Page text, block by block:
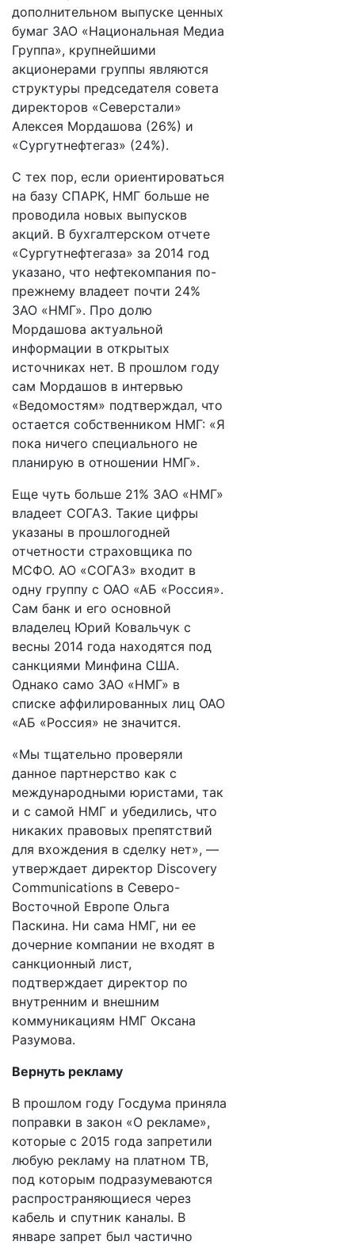
дополнительном выпуске ценных
бумаг ЗАО «Национальная Медиа
Группа», крупнейшими
акционерами группы являются
структуры председателя совета
директоров «Северстали»
Алексея Мордашова (26%) и
«Сургутнефтегаз» (24%).
С тех пор, если ориентироваться
на базу СПАРК, НМГ больше не
проводила новых выпусков
акций. В бухгалтерском отчете
«Сургутнефтегаза» за 2014 год
указано, что нефтекомпания по-
прежнему владеет почти 24%
ЗАО «НМГ». Про долю
Мордашова актуальной
информации в открытых
источниках нет. В прошлом году
сам Мордашов в интервью
«Ведомостям» подтверждал, что
остается собственником НМГ: «Я
пока ничего специального не
планирую в отношении НМГ».
Еще чуть больше 21% ЗАО «НМГ»
владеет СОГАЗ. Такие цифры
указаны в прошлогодней
отчетности страховщика по
МСФО. АО «СОГАЗ» входит в
одну группу с ОАО «АБ «Россия».
Сам банк и его основной
владелец Юрий Ковальчук с
весны 2014 года находятся под
санкциями Минфина США.
Однако само ЗАО «НМГ» в
списке аффилированных лиц ОАО
«АБ «Россия» не значится.
«Мы тщательно проверяли
данное партнерство как с
международными юристами, так
и с самой НМГ и убедились, что
никаких правовых препятствий
для вхождения в сделку нет», —​
утверждает директор Discovery
Communications в Северо-
Восточной Европе Ольга
Паскина. Ни сама НМГ, ни ее
дочерние компании не входят в
санкционный лист,
подтверждает директор по
внутренним и внешним
коммуникациям НМГ Оксана
Разумова.
Вернуть рекламу
В прошлом году Госдума приняла
поправки в закон «О рекламе»,
которые с 2015 года запретили
любую рекламу на платном ТВ,
под которым подразумеваются
распространяющиеся через
кабель и спутник каналы. В
январе запрет был частично